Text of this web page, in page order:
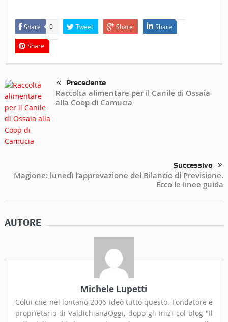
Share 0 Tweet Share Share
Share
Precedente
Raccolta alimentare per il Canile di Ossaia
alla Coop di Camucia
Successivo
Magione: lunedì l’approvazione del Bilancio di Previsione.
Ecco le linee guida
AUTORE
Michele Lupetti
Colui che nel lontano 2006 ideò tutto questo. Fondatore e
proprietario di ValdichianaOggi, dopo gli inizi col blog "Il